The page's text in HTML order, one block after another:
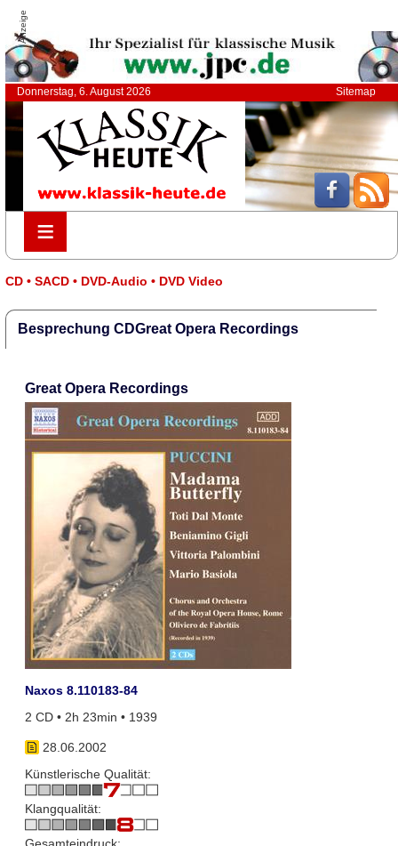
Anzeige
Donnerstag, 6. August 2026 Sitemap
≡
≡
CD • SACD • DVD-Audio • DVD Video
Besprechung CDGreat Opera Recordings
Great Opera Recordings
Naxos 8.110183-84
2 CD • 2h 23min • 1939
28.06.2002
Künstlerische Qualität:
Klangqualität: